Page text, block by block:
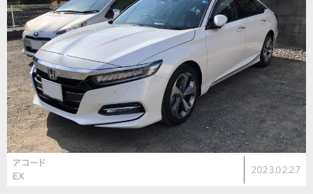
アコード
EX
2023.02.27